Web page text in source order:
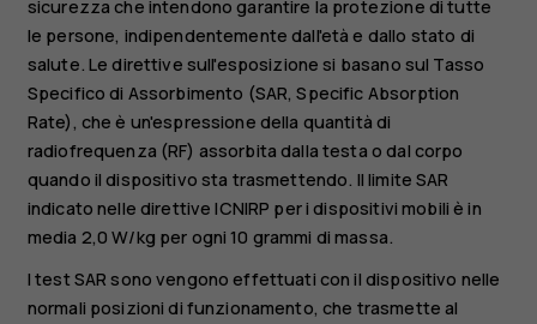
sicurezza che intendono garantire la protezione di tutte
le persone, indipendentemente dall'età e dallo stato di
salute. Le direttive sull'esposizione si basano sul Tasso
Specifico di Assorbimento (SAR, Specific Absorption
Rate), che è un'espressione della quantità di
radiofrequenza (RF) assorbita dalla testa o dal corpo
quando il dispositivo sta trasmettendo. Il limite SAR
indicato nelle direttive ICNIRP per i dispositivi mobili è in
media 2,0 W/kg per ogni 10 grammi di massa.
I test SAR sono vengono effettuati con il dispositivo nelle
normali posizioni di funzionamento, che trasmette al